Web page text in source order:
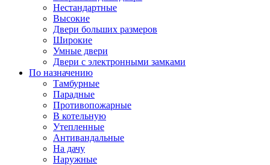
Нестандартные
Высокие
Двери больших размеров
Широкие
Умные двери
Двери с электронными замками
По назначению
Тамбурные
Парадные
Противопожарные
В котельную
Утепленные
Антивандальные
На дачу
Наружные